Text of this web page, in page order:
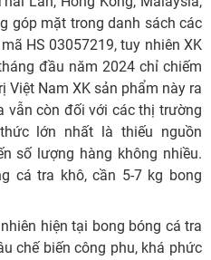
góp mặt trong danh sách các
HS 03057219, tuy nhiên XK
đầu năm 2024 chỉ chiếm
Việt Nam XK sản phẩm này ra
vẫn còn đối với các thị trường
lớn nhất là thiếu nguồn
số lượng hàng không nhiều.
cá tra khô, cần 5-7 kg bong
hiện tại bong bóng cá tra
chế biến công phu, khá phức